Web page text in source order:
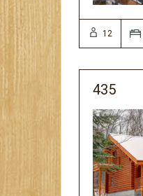
12
435